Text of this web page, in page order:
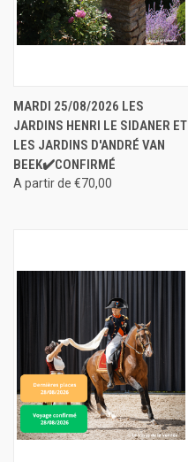
MARDI 25/08/2026 LES
JARDINS HENRI LE SIDANER ET
LES JARDINS D'ANDRÉ VAN
BEEK✔️CONFIRMÉ
A partir de €70,00